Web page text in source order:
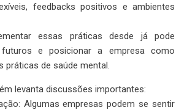
feedbacks positivos e ambientes
essas práticas desde já pode
e posicionar a empresa como
práticas de saúde mental.
levanta discussões importantes:
Algumas empresas podem se sentir